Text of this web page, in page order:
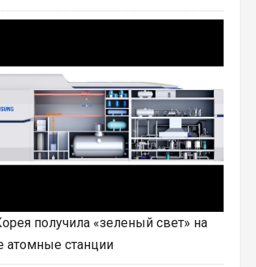
получила «зеленый свет» на
атомные станции